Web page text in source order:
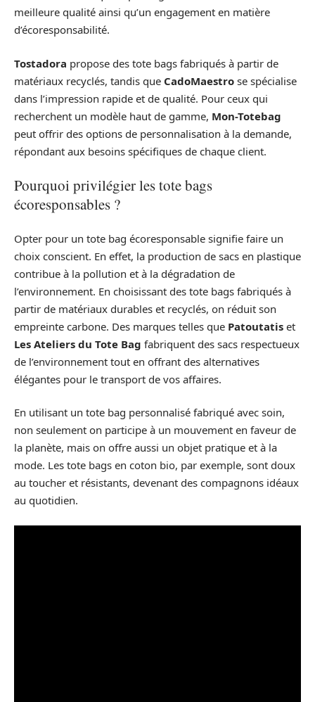
meilleure qualité ainsi qu’un engagement en matière
d’écoresponsabilité.
Tostadora propose des tote bags fabriqués à partir de
matériaux recyclés, tandis que CadoMaestro se spécialise
dans l’impression rapide et de qualité. Pour ceux qui
recherchent un modèle haut de gamme, Mon-Totebag
peut offrir des options de personnalisation à la demande,
répondant aux besoins spécifiques de chaque client.
Pourquoi privilégier les tote bags
écoresponsables ?
Opter pour un tote bag écoresponsable signifie faire un
choix conscient. En effet, la production de sacs en plastique
contribue à la pollution et à la dégradation de
l’environnement. En choisissant des tote bags fabriqués à
partir de matériaux durables et recyclés, on réduit son
empreinte carbone. Des marques telles que Patoutatis et
Les Ateliers du Tote Bag fabriquent des sacs respectueux
de l’environnement tout en offrant des alternatives
élégantes pour le transport de vos affaires.
En utilisant un tote bag personnalisé fabriqué avec soin,
non seulement on participe à un mouvement en faveur de
la planète, mais on offre aussi un objet pratique et à la
mode. Les tote bags en coton bio, par exemple, sont doux
au toucher et résistants, devenant des compagnons idéaux
au quotidien.